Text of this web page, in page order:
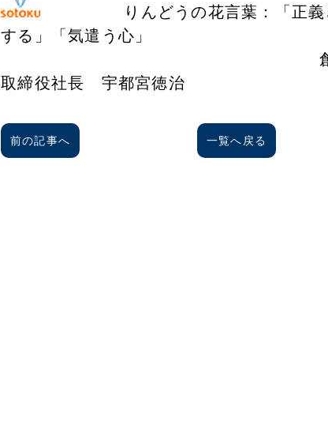
りんどうの花言葉：「正義と
する」「気遣う心」
創徳企業情
取締役社長 宇都宮徳治
前の記事へ 一覧へ戻る